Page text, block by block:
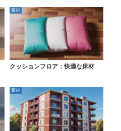
素材
クッションフロア：快適な床材
素材